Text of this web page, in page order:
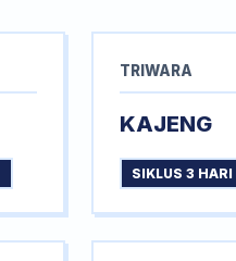
TRIWARA
KAJENG
SIKLUS 3 HARI